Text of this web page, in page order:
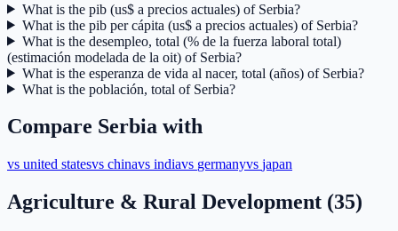
What is the pib (us$ a precios actuales) of Serbia?
What is the pib per cápita (us$ a precios actuales) of Serbia?
What is the desempleo, total (% de la fuerza laboral total)
(estimación modelada de la oit) of Serbia?
What is the esperanza de vida al nacer, total (años) of Serbia?
What is the población, total of Serbia?
Compare Serbia with
vs united statesvs chinavs indiavs germanyvs japan
Agriculture & Rural Development (35)